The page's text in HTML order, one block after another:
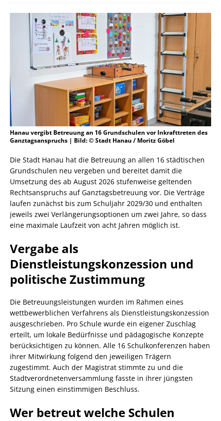
Hanau vergibt Betreuung an 16 Grundschulen vor Inkrafttreten des
Ganztagsanspruchs | Bild: © Stadt Hanau / Moritz Göbel
Die Stadt Hanau hat die Betreuung an allen 16 städtischen
Grundschulen neu vergeben und bereitet damit die
Umsetzung des ab August 2026 stufenweise geltenden
Rechtsanspruchs auf Ganztagsbetreuung vor. Die Verträge
laufen zunächst bis zum Schuljahr 2029/30 und enthalten
jeweils zwei Verlängerungsoptionen um zwei Jahre, so dass
eine maximale Laufzeit von acht Jahren möglich ist.
Vergabe als
Dienstleistungskonzession und
politische Zustimmung
Die Betreuungsleistungen wurden im Rahmen eines
wettbewerblichen Verfahrens als Dienstleistungskonzession
ausgeschrieben. Pro Schule wurde ein eigener Zuschlag
erteilt, um lokale Bedürfnisse und pädagogische Konzepte
berücksichtigen zu können. Alle 16 Schulkonferenzen haben
ihrer Mitwirkung folgend den jeweiligen Trägern
zugestimmt. Auch der Magistrat stimmte zu und die
Stadtverordnetenversammlung fasste in ihrer jüngsten
Sitzung einen einstimmigen Beschluss.
Wer betreut welche Schulen